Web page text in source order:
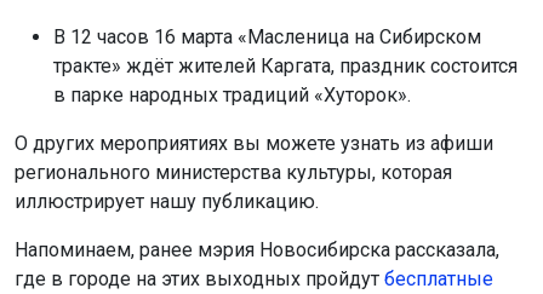
В 12 часов 16 марта «Масленица на Сибирском
тракте» ждёт жителей Каргата, праздник состоится
в парке народных традиций «Хуторок».
О других мероприятиях вы можете узнать из афиши
регионального министерства культуры, которая
иллюстрирует нашу публикацию.
Напоминаем, ранее мэрия Новосибирска рассказала,
где в городе на этих выходных пройдут бесплатные